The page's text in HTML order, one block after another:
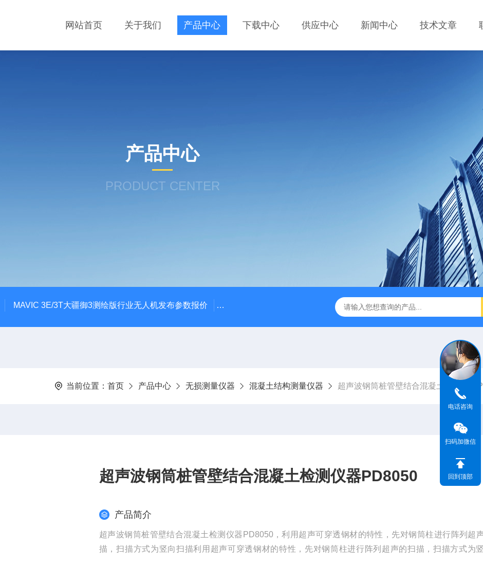
网站首页 关于我们 产品中心 下载中心 供应中心 新闻中心 技术文章
产品中心
PRODUCT CENTER
MAVIC 3E/3T大疆御3测绘版行业无人机发布参数报价 大疆升级版M350RTK行业无人机规格参数 Mavic 3T大疆热红外相
当前位置： 首页 产品中心 无损测量仪器 混凝土结构测量仪器 超声波钢筒桩管壁结合混凝土检测仪器
超声波钢筒桩管壁结合混凝土检测仪器PD8050
产品简介
超声波钢筒桩管壁结合混凝土检测仪器PD8050，利用超声可穿透钢材的特性，先对钢筒柱进行阵列超
描，扫描方式为竖向扫描利用超声可穿透钢材的特性，先对钢筒柱进行阵列超声的扫描，扫描方式为
电话咨询
扫码加微信
回到顶部